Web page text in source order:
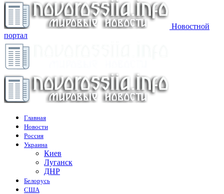
Новостной
портал
Главная
Новости
Россия
Украина
Киев
Луганск
ДНР
Белорусь
США